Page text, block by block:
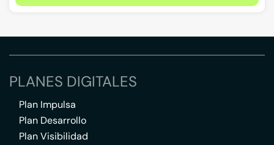
PLANES DIGITALES
Plan Impulsa
Plan Desarrollo
Plan Visibilidad